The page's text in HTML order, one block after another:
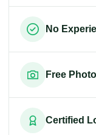
No
Free
Certified